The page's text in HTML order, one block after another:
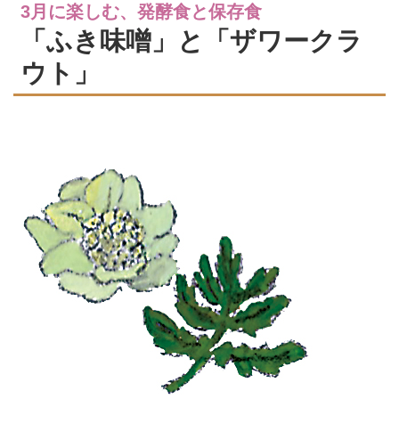
3月に楽しむ、発酵食と保存食
「ふき味噌」と「ザワークラ
ウト」